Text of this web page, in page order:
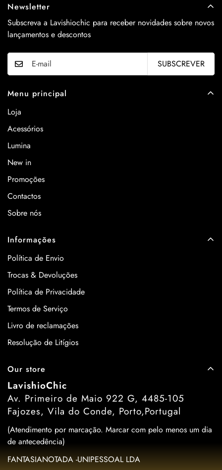
Newsletter
Subscreva a Lavishiochic para receber novidades sobre novos
lançamentos e descontos
SUBSCREVER
Menu principal
Loja
Acessórios
Lumina
New in
Promoções
Contactos
Sobre nós
Informações
Política de Envio
Trocas & Devoluções
Política de Privacidade
Termos de Serviço
Livro de reclamações
Resolução de Litígios
Our store
LavishioChic
Av. Primeiro de Maio 922 G, 4485-105
Fajozes, Vila do Conde, Porto,Portugal
(Atendimento por marcação. Marcar com pelo menos um dia
de antecedência)
FANTASIANOTADA -UNIPESSOAL LDA